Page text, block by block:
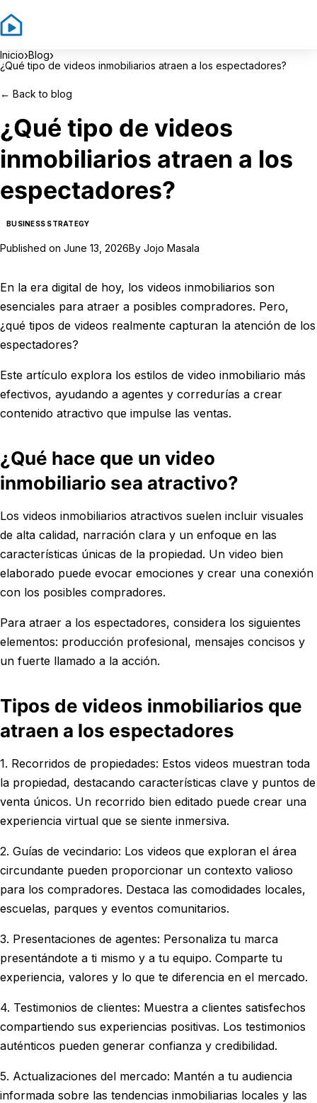
Inicio›Blog›
¿Qué tipo de videos inmobiliarios atraen a los espectadores?
← Back to blog
¿Qué tipo de videos
inmobiliarios atraen a los
espectadores?
BUSINESS STRATEGY
Published on June 13, 2026By Jojo Masala
En la era digital de hoy, los videos inmobiliarios son
esenciales para atraer a posibles compradores. Pero,
¿qué tipos de videos realmente capturan la atención de los
espectadores?
Este artículo explora los estilos de video inmobiliario más
efectivos, ayudando a agentes y corredurías a crear
contenido atractivo que impulse las ventas.
¿Qué hace que un video
inmobiliario sea atractivo?
Los videos inmobiliarios atractivos suelen incluir visuales
de alta calidad, narración clara y un enfoque en las
características únicas de la propiedad. Un video bien
elaborado puede evocar emociones y crear una conexión
con los posibles compradores.
Para atraer a los espectadores, considera los siguientes
elementos: producción profesional, mensajes concisos y
un fuerte llamado a la acción.
Tipos de videos inmobiliarios que
atraen a los espectadores
1. Recorridos de propiedades: Estos videos muestran toda
la propiedad, destacando características clave y puntos de
venta únicos. Un recorrido bien editado puede crear una
experiencia virtual que se siente inmersiva.
2. Guías de vecindario: Los videos que exploran el área
circundante pueden proporcionar un contexto valioso
para los compradores. Destaca las comodidades locales,
escuelas, parques y eventos comunitarios.
3. Presentaciones de agentes: Personaliza tu marca
presentándote a ti mismo y a tu equipo. Comparte tu
experiencia, valores y lo que te diferencia en el mercado.
4. Testimonios de clientes: Muestra a clientes satisfechos
compartiendo sus experiencias positivas. Los testimonios
auténticos pueden generar confianza y credibilidad.
5. Actualizaciones del mercado: Mantén a tu audiencia
informada sobre las tendencias inmobiliarias locales y las